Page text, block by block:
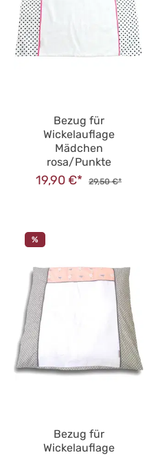
Bezug für
Wickelauflage
Mädchen
rosa/Punkte
19,90 €* 29,50 €*
%
Bezug für
Wickelauflage